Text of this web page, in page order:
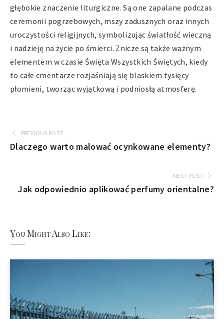
głębokie znaczenie liturgiczne. Są one zapalane podczas
ceremonii pogrzebowych, mszy zadusznych oraz innych
uroczystości religijnych, symbolizując światłość wieczną
i nadzieję na życie po śmierci. Znicze są także ważnym
elementem w czasie Święta Wszystkich Świętych, kiedy
to całe cmentarze rozjaśniają się blaskiem tysięcy
płomieni, tworząc wyjątkową i podniosłą atmosferę.
PREVIOUS POST
Dlaczego warto malować ocynkowane elementy?
NEXT POST
Jak odpowiednio aplikować perfumy orientalne?
You Might Also Like: